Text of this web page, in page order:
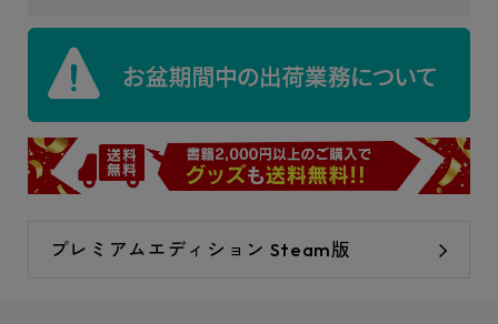
プレミアムエディション Steam版